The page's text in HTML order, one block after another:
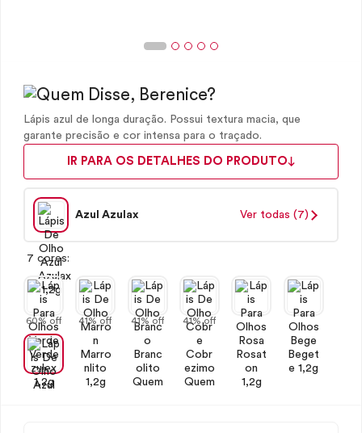
Lápis azul de longa duração. Possui textura macia, que
garante precisão e cor intensa para o traçado.
IR PARA OS DETALHES DO PRODUTO
Azul Azulax Ver todas (7)
7 cores:
60% off 41% off 41% off 41% off